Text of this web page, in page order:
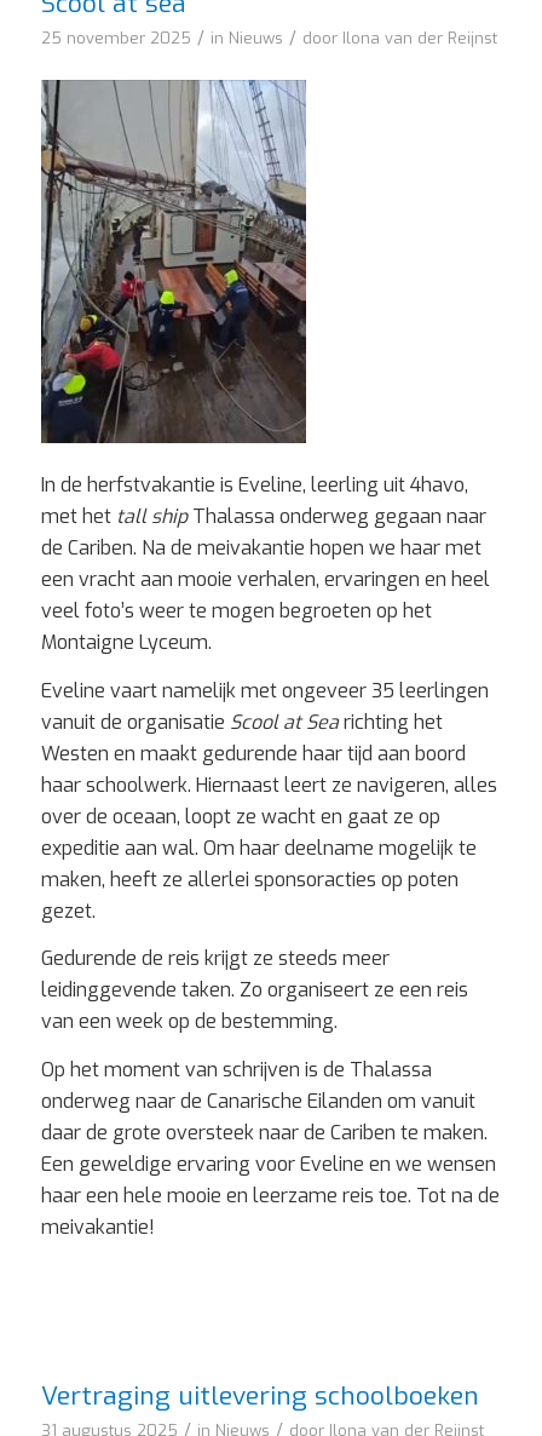
25 november 2025 / in Nieuws / door Ilona van der Reijnst
In de herfstvakantie is Eveline, leerling uit 4havo,
met het tall shipThalassa onderweg gegaan naar
de Cariben. Na de meivakantie hopen we haar met
een vracht aan mooie verhalen, ervaringen en heel
veel foto’s weer te mogen begroeten op het
Montaigne Lyceum.
Eveline vaart namelijk met ongeveer 35 leerlingen
vanuit de organisatie Scool at Searichting het
Westen en maakt gedurende haar tijd aan boord
haar schoolwerk. Hiernaast leert ze navigeren, alles
over de oceaan, loopt ze wacht en gaat ze op
expeditie aan wal. Om haar deelname mogelijk te
maken, heeft ze allerlei sponsoracties op poten
gezet.
Gedurende de reis krijgt ze steeds meer
leidinggevende taken. Zo organiseert ze een reis
van een week op de bestemming.
Op het moment van schrijven is de Thalassa
onderweg naar de Canarische Eilanden om vanuit
daar de grote oversteek naar de Cariben te maken.
Een geweldige ervaring voor Eveline en we wensen
haar een hele mooie en leerzame reis toe. Tot na de
meivakantie!
Vertraging uitlevering schoolboeken
31 augustus 2025 / in Nieuws / door Ilona van der Reijnst